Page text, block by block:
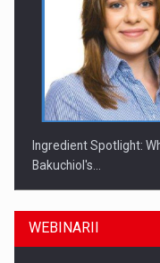
Ingredient Spotlight:
Bakuchiol's…
WEBINARII